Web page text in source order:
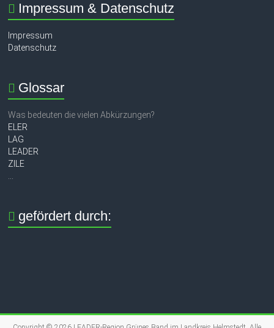
Impressum & Datenschutz
Impressum
Datenschutz
Glossar
Was bedeuten die vielen Abkürzungen?
ELER
LAG
LEADER
ZILE
gefördert durch: